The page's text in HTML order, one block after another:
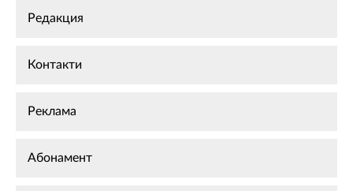
Редакция
Контакти
Реклама
Абонамент